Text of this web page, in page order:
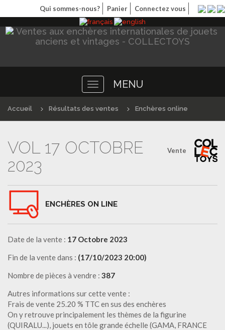
Qui sommes-nous? Panier Connectez vous
Toggle
navigation
MENU
Accueil Résultats des ventes Enchères online
Vente
VOL 17 OCTOBRE
2023
ENCHÈRES ON LINE
Date de la vente : 17 Octobre 2023
Fin de la vente dans : (17/10/2023 20:00)
Nombre de pièces à vendre : 387
Autres informations sur cette vente :
Frais de vente 25.20 % TTC en sus des enchères
On y retrouve principalement les thèmes de la figurine
(QUIRALU...), jouets en tôle grande échelle (GAMA, FRANCE